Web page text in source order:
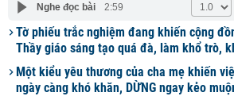
Nghe đọc bài 2:59
Tờ phiếu trắc nghiệm đang khiến cộng
Thầy giáo sáng tạo quá đà, làm khổ trò,
Một kiểu yêu thương của cha mẹ khiến
ngày càng khó khăn, DỪNG ngay kẻo